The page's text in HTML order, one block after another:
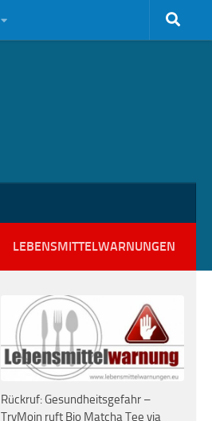
LEBENSMITTELWARNUNGEN
Rückruf: Gesundheitsgefahr –
TryMoin ruft Bio Matcha Tee via